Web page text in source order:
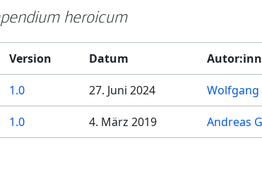
heroicum
Version Datum
1.0 27. Juni 2024
1.0 4. März 2019 Andreas